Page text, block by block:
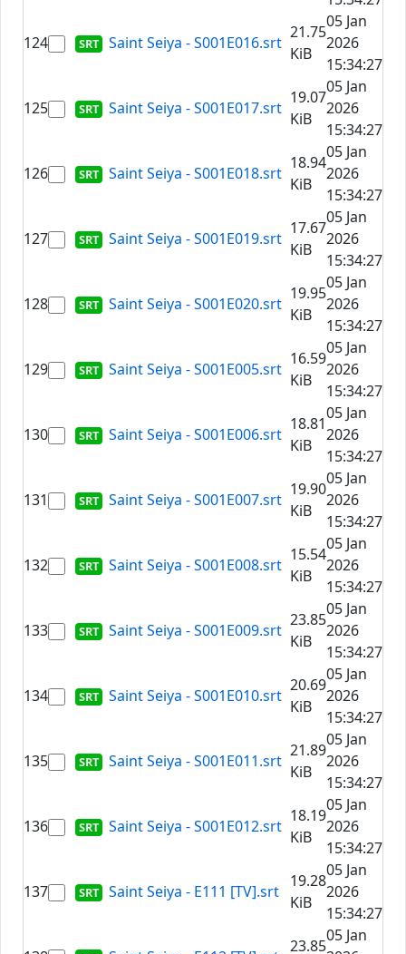
124 Saint Seiya - S001E016.srt
21.75
KiB
05 Jan
2026
15:34:27
125 Saint Seiya - S001E017.srt
19.07
KiB
05 Jan
2026
15:34:27
126 Saint Seiya - S001E018.srt
18.94
KiB
05 Jan
2026
15:34:27
127 Saint Seiya - S001E019.srt
17.67
KiB
05 Jan
2026
15:34:27
128 Saint Seiya - S001E020.srt
19.95
KiB
05 Jan
2026
15:34:27
129 Saint Seiya - S001E005.srt
16.59
KiB
05 Jan
2026
15:34:27
130 Saint Seiya - S001E006.srt
18.81
KiB
05 Jan
2026
15:34:27
131 Saint Seiya - S001E007.srt
19.90
KiB
05 Jan
2026
15:34:27
132 Saint Seiya - S001E008.srt
15.54
KiB
05 Jan
2026
15:34:27
133 Saint Seiya - S001E009.srt
23.85
KiB
05 Jan
2026
15:34:27
134 Saint Seiya - S001E010.srt
20.69
KiB
05 Jan
2026
15:34:27
135 Saint Seiya - S001E011.srt
21.89
KiB
05 Jan
2026
15:34:27
136 Saint Seiya - S001E012.srt
18.19
KiB
05 Jan
2026
15:34:27
137 Saint Seiya - E111 [TV].srt
19.28
KiB
05 Jan
2026
15:34:27
23.85
05 Jan